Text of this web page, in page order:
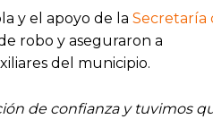
y el apoyo de la Secretaría
robo y aseguraron a
del municipio.
de confianza y tuvimos